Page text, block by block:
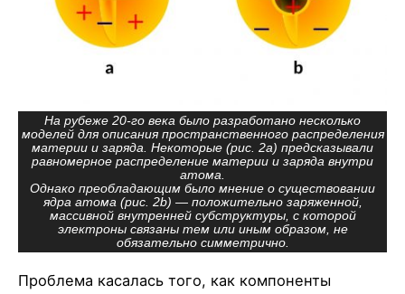
На рубеже 20-го века было разработано несколько
моделей для описания пространственного распределения
материи и заряда. Некоторые (рис. 2а) предсказывали
равномерное распределение материи и заряда внутри
атома.
Однако преобладающим было мнение о существовании
ядра атома (рис. 2b) — положительно заряженной,
массивной внутренней субструктуры, с которой
электроны связаны тем или иным образом, не
обязательно симметрично.
Проблема касалась того, как компоненты